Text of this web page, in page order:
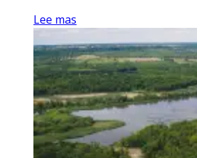
Lee mas